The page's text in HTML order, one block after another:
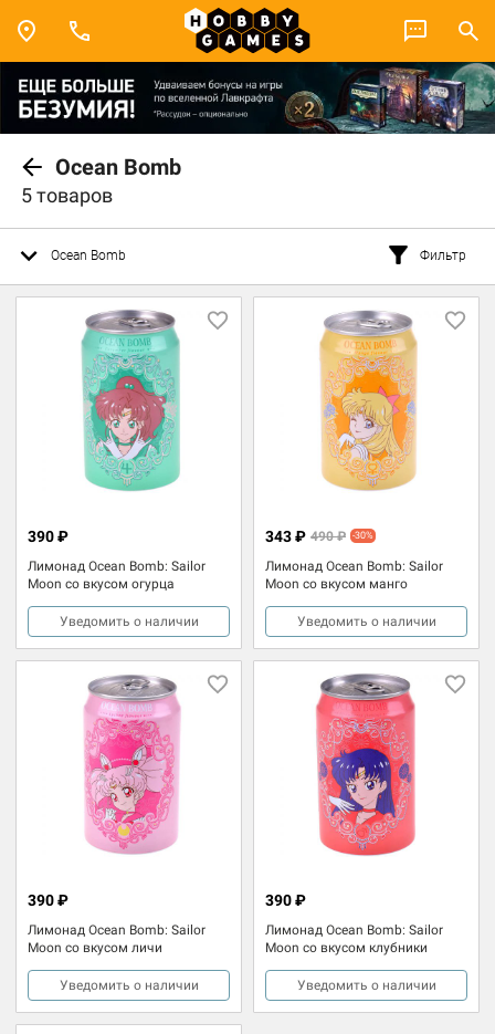
Ocean Bomb
5 товаров
Ocean Bomb Фильтр
Лимонад Ocean Bomb: Sailor
Moon со вкусом огурца
390 ₽
Уведомить о наличии
Лимонад Ocean Bomb: Sailor
Moon со вкусом манго
343 ₽ 490 ₽ -30%
Уведомить о наличии
Лимонад Ocean Bomb: Sailor
Moon со вкусом личи
390 ₽
Уведомить о наличии
Лимонад Ocean Bomb: Sailor
Moon со вкусом клубники
390 ₽
Уведомить о наличии